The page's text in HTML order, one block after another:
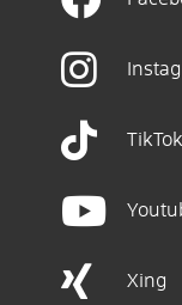
TikTok
Xing